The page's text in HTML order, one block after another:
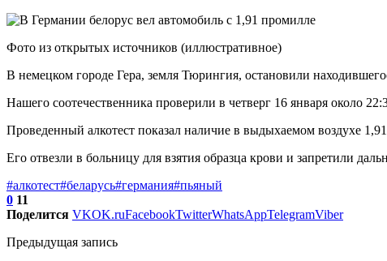
Фото из открытых источников (иллюстративное)
В немецком городе Гера, земля Тюрингия, остановили
Нашего соотечественника проверили в четверг 16 января около
Проведенный алкотест показал наличие в выдыхаемом воздухе
Его отвезли в больницу для взятия образца крови и запретили
#алкотест#беларусь#германия#пьяный
0 11
Поделится VKOK.ruFacebookTwitterWhatsAppTelegramViber
Предыдущая запись